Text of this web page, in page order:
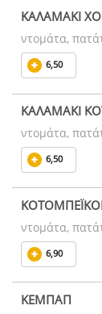
ΚΑΛΑΜΑΚΙ
ντομάτα,
6,50
ΚΑΛΑΜΑΚΙ
ντομάτα,
6,50
ντομάτα,
6,90
ΚΕΜΠΑΠ